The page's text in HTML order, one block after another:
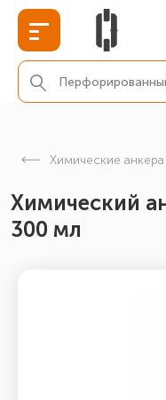
Химические анкера
Химический
300 мл